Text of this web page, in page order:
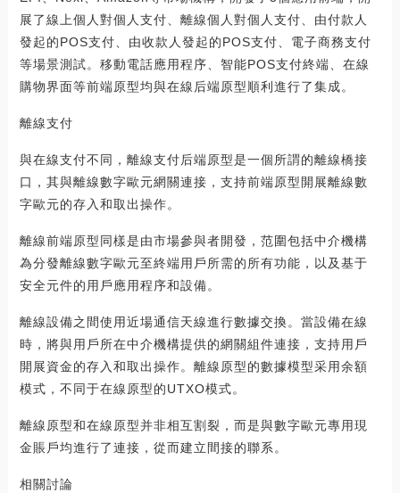
展了線上個人對個人支付、離線個人對個人支付、由付款人
發起的POS支付、由收款人發起的POS支付、電子商務支付
等場景測試。移動電話應用程序、智能POS支付終端、在線
購物界面等前端原型均與在線后端原型順利進行了集成。
離線支付
與在線支付不同，離線支付后端原型是一個所謂的離線橋接
口，其與離線數字歐元網關連接，支持前端原型開展離線數
字歐元的存入和取出操作。
離線前端原型同樣是由市場參與者開發，范圍包括中介機構
為分發離線數字歐元至終端用戶所需的所有功能，以及基于
安全元件的用戶應用程序和設備。
離線設備之間使用近場通信天線進行數據交換。當設備在線
時，將與用戶所在中介機構提供的網關組件連接，支持用戶
開展資金的存入和取出操作。離線原型的數據模型采用余額
模式，不同于在線原型的UTXO模式。
離線原型和在線原型并非相互割裂，而是與數字歐元專用現
金賬戶均進行了連接，從而建立間接的聯系。
相關討論